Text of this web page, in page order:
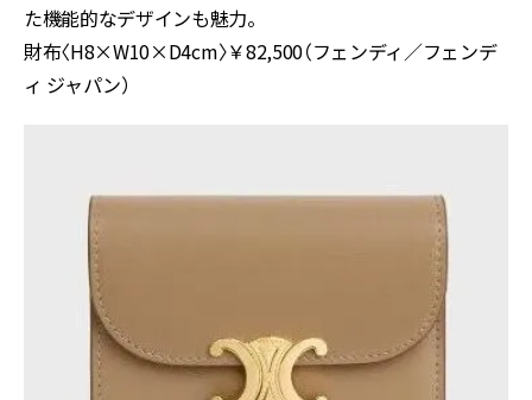
た機能的なデザインも魅力。
財布〈H8×W10×D4cm〉￥82,500（フェンディ／フェンデ
ィ ジャパン）